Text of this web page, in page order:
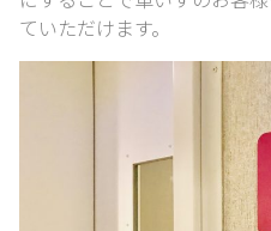
ていただけます。